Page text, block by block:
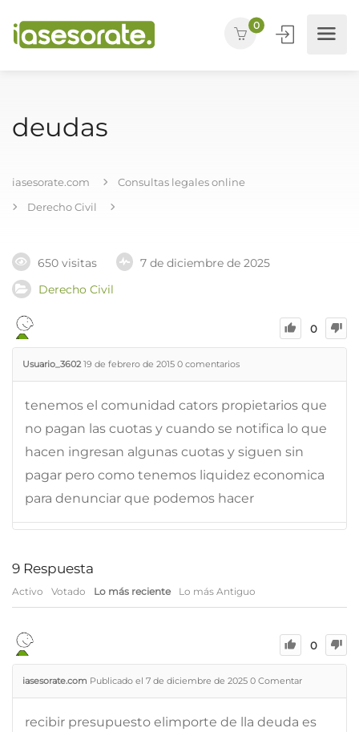
0
deudas
iasesorate.com
Consultas legales online
Derecho Civil
650 visitas
7 de diciembre de 2025
Derecho Civil
0
Usuario_3602 19 de febrero de 2015 0 comentarios
tenemos el comunidad cators propietarios que
no pagan las cuotas y cuando se notifica lo que
hacen ingresan algunas cuotas y siguen sin
pagar pero como tenemos liquidez economica
para denunciar que podemos hacer
9 Respuesta
Activo Votado Lo más reciente Lo más Antiguo
0
iasesorate.com Publicado el 7 de diciembre de 2025 0 Comentar
recibir presupuesto elimporte de lla deuda es